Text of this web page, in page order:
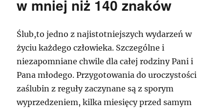
w mniej niż 140 znaków
Ślub,to jedno z najistotniejszych wydarzeń w
życiu każdego człowieka. Szczególne i
niezapomniane chwile dla całej rodziny Pani i
Pana młodego. Przygotowania do uroczystości
zaślubin z reguły zaczynane są z sporym
wyprzedzeniem, kilka miesięcy przed samym